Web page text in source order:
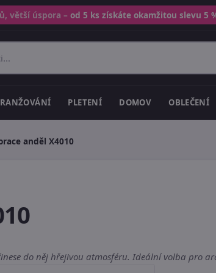
větší úspora –od 5 ks získáte okamžitou slevu 5
PLETENÍ DOMOV OBLEČENÍ
anděl X4010
do něj hřejivou atmosféru. Ideální volba pro